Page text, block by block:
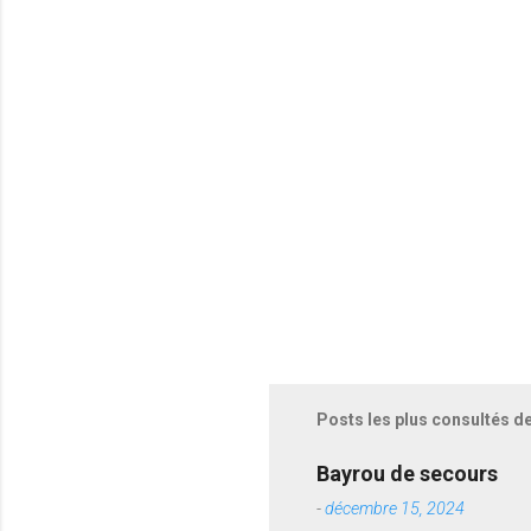
Posts les plus consultés
Bayrou de secours
-décembre 15, 2024